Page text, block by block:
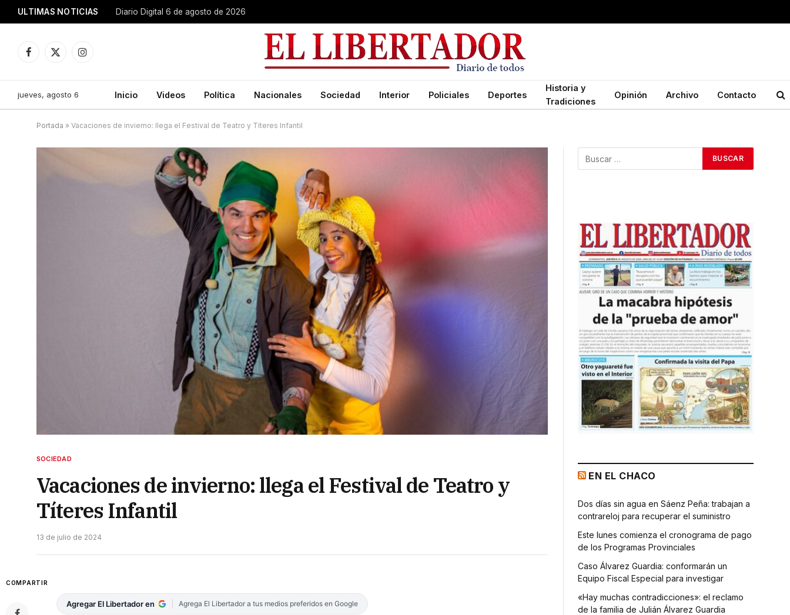
ULTIMAS NOTICIAS Diario Digital 6 de agosto de 2026
Facebook
X
Instagram
jueves, agosto 6 Inicio Videos Política Nacionales Sociedad Interior Policiales Deportes
Historia y
Tradiciones
Opinión Archivo Contacto
Portada » Vacaciones de invierno: llega el Festival de Teatro y Títeres Infantil
SOCIEDAD
Vacaciones de invierno: llega el Festival de Teatro y
Títeres Infantil
13 de julio de 2024
COMPARTIR
Agregar El Libertador en Agrega El Libertador a tus medios preferidos en Google
EN EL CHACO
Dos días sin agua en Sáenz Peña: trabajan a
contrareloj para recuperar el suministro
Este lunes comienza el cronograma de pago
de los Programas Provinciales
Caso Álvarez Guardia: conformarán un
Equipo Fiscal Especial para investigar
«Hay muchas contradicciones»: el reclamo
de la familia de Julián Álvarez Guardia